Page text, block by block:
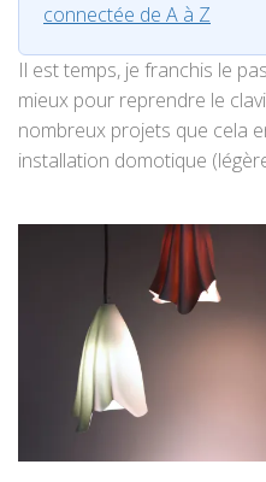
connectée de A à Z
Il est temps, je franchis le
mieux pour reprendre le
nombreux projets que cela
installation domotique